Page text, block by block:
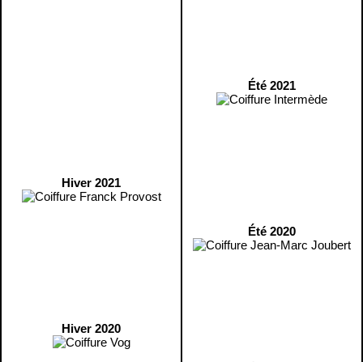
Hiver 2021
Hiver 2020
Été 2021
Été 2020